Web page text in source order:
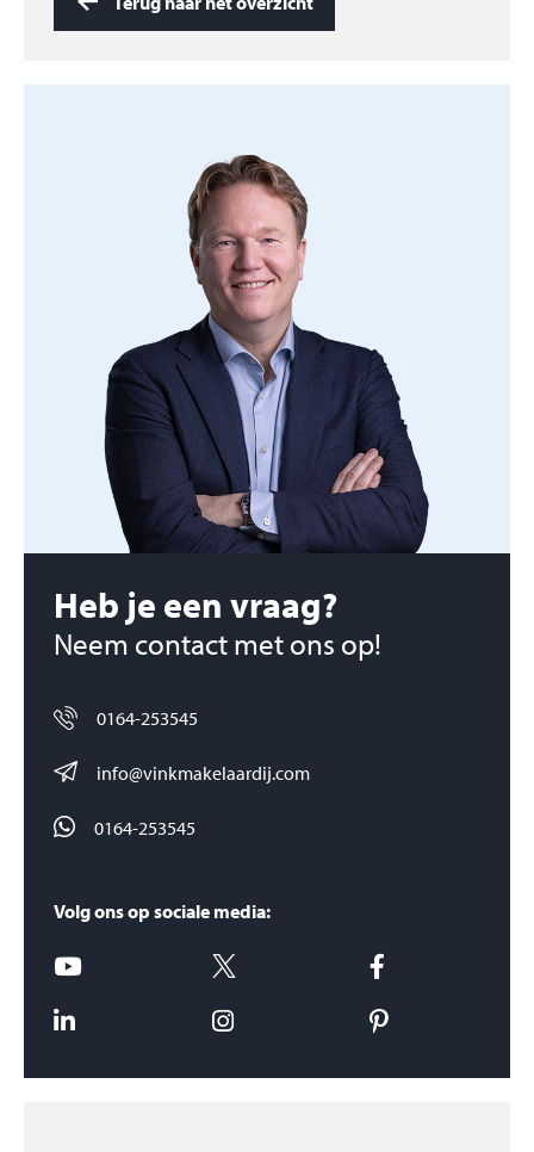
verkoopgesprek
Heb je een vraag?
Neem contact met ons op!
0164-253545
info@vinkmakelaardij.com
0164-253545
Volg ons op sociale media: